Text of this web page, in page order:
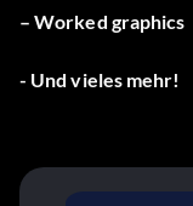
– Worked graphics
- Und vieles mehr!